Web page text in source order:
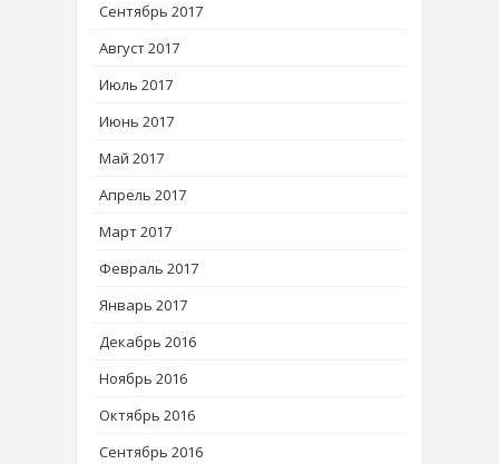
Сентябрь 2017
Август 2017
Июль 2017
Июнь 2017
Май 2017
Апрель 2017
Март 2017
Февраль 2017
Январь 2017
Декабрь 2016
Ноябрь 2016
Октябрь 2016
Сентябрь 2016